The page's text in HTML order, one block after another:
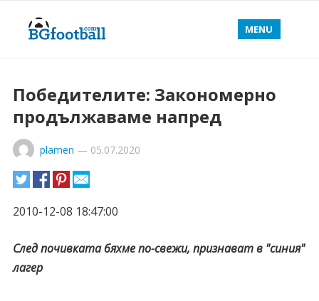
MENU
Победителите: Закономерно
продължаваме напред
plamen — 05.07.2020
2010-12-08 18:47:00
След почивката бяхме по-свежи, признават в "синия"
лагер